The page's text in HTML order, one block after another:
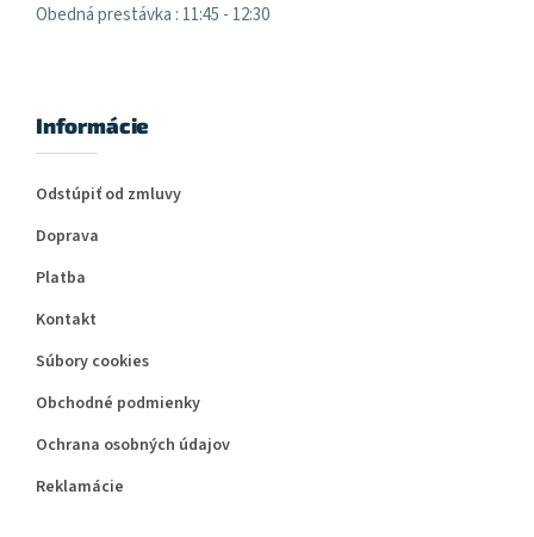
Obedná prestávka : 11:45 - 12:30
Informácie
Odstúpiť od zmluvy
Doprava
Platba
Kontakt
Súbory cookies
Obchodné podmienky
Ochrana osobných údajov
Reklamácie